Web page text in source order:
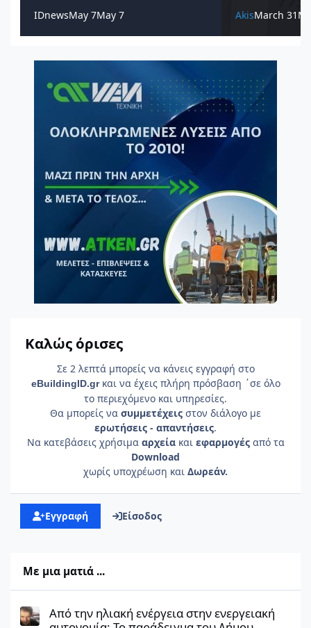
IDnewsMay 7May 7 AkisMarch 31
Καλώς όρισες
Σε 2 λεπτά μπορείς να κάνεις εγγραφή στο
eBuildingID.gr και να έχεις πλήρη πρόσβαση ΄σε όλο
το περιεχόμενο και υπηρεσίες.
Θα μπορείς να συμμετέχεις στον διάλογο με
ερωτήσεις - απαντήσεις.
Να κατεβάσεις χρήσιμα αρχείακαι εφαρμογέςαπό τα
Download
χωρίς υποχρέωση και Δωρεάν.
Εγγραφή Είσοδος
Με μια ματιά ...
Από την ηλιακή ενέργεια στην ενεργειακή